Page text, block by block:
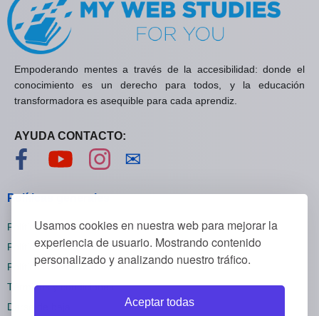
Usamos cookies en nuestra web para mejorar la
experiencia de usuario. Mostrando contenido
personalizado y analizando nuestro tráfico.
Aceptar todas
Empoderando mentes a través de la accesibilidad: donde el
conocimiento es un derecho para todos, y la educación
transformadora es asequible para cada aprendiz.
AYUDA CONTACTO:
Visítanos en Facebook
Visítanos en YouTube
Visítanos en Instagram
✉
Políticas generales
Políticas de privacidad
Políticas de cookies
Políticas de reembolsos
Términos y condiciones
Darse de baja